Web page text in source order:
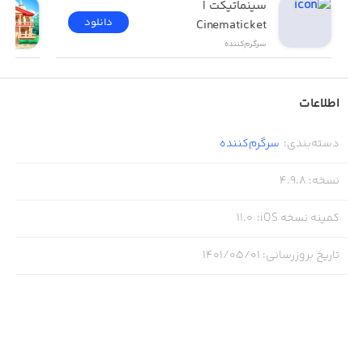
Cinematicket
سرگرم‌کننده
دانلود
اطلاعات
دسته‌بندی: سرگرم‌کننده
نسخه:
4.9.8
کمینه نسخه iOS :
11.0
تاریخ بروزرسانی: ۱۴۰۱/۰۵/۰۱